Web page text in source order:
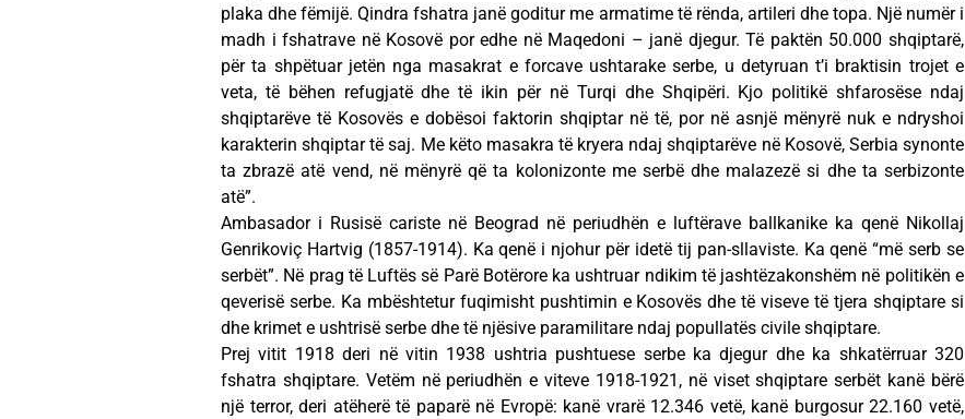
plaka dhe fëmijë. Qindra fshatra janë goditur me armatime të rënda, artileri dhe topa. Një numër i
madh i fshatrave në Kosovë por edhe në Maqedoni – janë djegur. Të paktën 50.000 shqiptarë,
për ta shpëtuar jetën nga masakrat e forcave ushtarake serbe, u detyruan t’i braktisin trojet e
veta, të bëhen refugjatë dhe të ikin për në Turqi dhe Shqipëri. Kjo politikë shfarosëse ndaj
shqiptarëve të Kosovës e dobësoi faktorin shqiptar në të, por në asnjë mënyrë nuk e ndryshoi
karakterin shqiptar të saj. Me këto masakra të kryera ndaj shqiptarëve në Kosovë, Serbia synonte
ta zbrazë atë vend, në mënyrë që ta kolonizonte me serbë dhe malazezë si dhe ta serbizonte
atë”.
Ambasador i Rusisë cariste në Beograd në periudhën e luftërave ballkanike ka qenë Nikollaj
Genrikoviç Hartvig (1857-1914). Ka qenë i njohur për idetë tij pan-sllaviste. Ka qenë “më serb se
serbët”. Në prag të Luftës së Parë Botërore ka ushtruar ndikim të jashtëzakonshëm në politikën e
qeverisë serbe. Ka mbështetur fuqimisht pushtimin e Kosovës dhe të viseve të tjera shqiptare si
dhe krimet e ushtrisë serbe dhe të njësive paramilitare ndaj popullatës civile shqiptare.
Prej vitit 1918 deri në vitin 1938 ushtria pushtuese serbe ka djegur dhe ka shkatërruar 320
fshatra shqiptare. Vetëm në periudhën e viteve 1918-1921, në viset shqiptare serbët kanë bërë
një terror, deri atëherë të paparë në Evropë: kanë vrarë 12.346 vetë, kanë burgosur 22.160 vetë,